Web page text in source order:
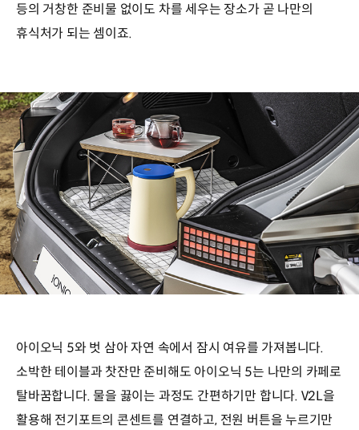
등의 거창한 준비물 없이도 차를 세우는 장소가 곧 나만의
휴식처가 되는 셈이죠.
아이오닉 5와 벗 삼아 자연 속에서 잠시 여유를 가져봅니다.
소박한 테이블과 찻잔만 준비해도 아이오닉 5는 나만의 카페로
탈바꿈합니다. 물을 끓이는 과정도 간편하기만 합니다. V2L을
활용해 전기포트의 콘센트를 연결하고, 전원 버튼을 누르기만